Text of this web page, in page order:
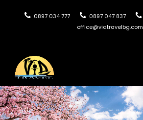
0897 034 777 0897 047 837
office@viatravelbg.com